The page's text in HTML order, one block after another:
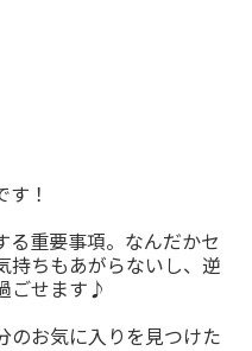
！
る重要事項。なんだかセ
持ちもあがらないし、逆
ごせます♪
のお気に入りを見つけた